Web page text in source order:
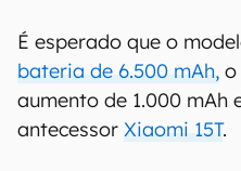
É esperado que o
bateria de 6.500 mAh, o
aumento de 1.000 mAh
antecessor Xiaomi 15T.